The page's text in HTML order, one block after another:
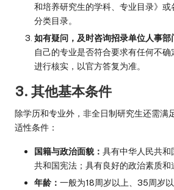
和培养研究生的学科、专业目录》
分类目录。
如有疑问，及时咨询招录单位人事部
自己的专业是否符合要求有任何不
进行核实，以官方答复为准。
3. 其他基本条件
除学历和专业外，非全日制研究生还需满
适性条件：
国籍与政治面貌： 具有中华人民共和
共和国宪法；具有良好的政治素质和
年龄： 一般为18周岁以上、35周岁